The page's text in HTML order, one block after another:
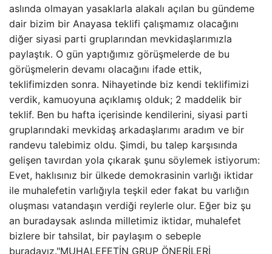
aslında olmayan yasaklarla alakalı açılan bu gündeme
dair bizim bir Anayasa teklifi çalışmamız olacağını
diğer siyasi parti gruplarından mevkidaşlarımızla
paylaştık. O gün yaptığımız görüşmelerde de bu
görüşmelerin devamı olacağını ifade ettik,
teklifimizden sonra. Nihayetinde biz kendi teklifimizi
verdik, kamuoyuna açıklamış olduk; 2 maddelik bir
teklif. Ben bu hafta içerisinde kendilerini, siyasi parti
gruplarındaki mevkidaş arkadaşlarımı aradım ve bir
randevu talebimiz oldu. Şimdi, bu talep karşısında
gelişen tavırdan yola çıkarak şunu söylemek istiyorum:
Evet, haklısınız bir ülkede demokrasinin varlığı iktidar
ile muhalefetin varlığıyla teşkil eder fakat bu varlığın
oluşması vatandaşın verdiği reylerle olur. Eğer biz şu
an buradaysak aslında milletimiz iktidar, muhalefet
bizlere bir tahsilat, bir paylaşım o sebeple
buradayız."MUHALEFETİN GRUP ÖNERİLERİ